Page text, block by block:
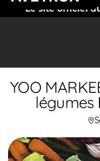
Le site officiel
YOO
légumes